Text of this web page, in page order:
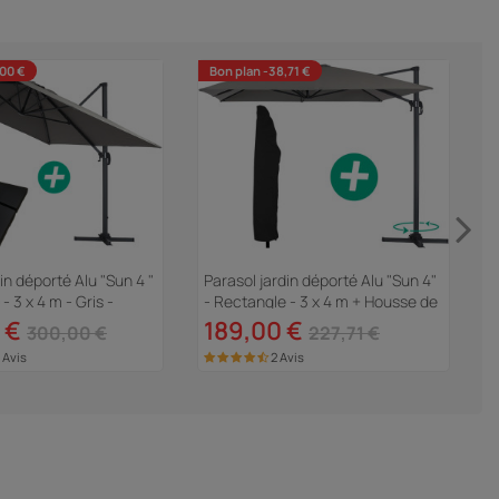
€
déporté Alu "Sun 4 "
3 x 4 m - Gris -
incluses
300,00 €
Avis
Bon plan -38,71 €
Parasol jardin déporté Alu "Sun 4"
- Rectangle - 3 x 4 m + Housse de
protection - Gris
189,00 € 227,71 €
2 Avis